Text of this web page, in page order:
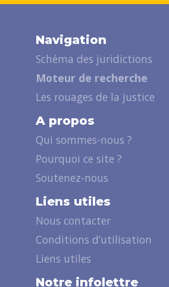
Navigation
Schéma des juridictions
Moteur de recherche
Les rouages de la justice
A propos
Qui sommes-nous ?
Pourquoi ce site ?
Soutenez-nous
Liens utiles
Nous contacter
Conditions d’utilisation
Liens utiles
Notre infolettre